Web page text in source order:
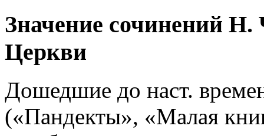
Значение сочинений Н.
Церкви
Дошедшие до наст.
(«Пандекты», «Малая